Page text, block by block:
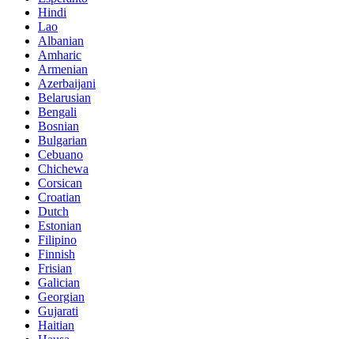
Hindi
Lao
Albanian
Amharic
Armenian
Azerbaijani
Belarusian
Bengali
Bosnian
Bulgarian
Cebuano
Chichewa
Corsican
Croatian
Dutch
Estonian
Filipino
Finnish
Frisian
Galician
Georgian
Gujarati
Haitian